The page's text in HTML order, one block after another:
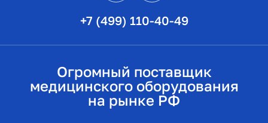
+7 (499) 110-40-49
Огромный поставщик
медицинского оборудования
на рынке РФ